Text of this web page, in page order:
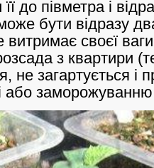
до півметра і
бути відразу
своєї
з квартири
не загартується і
або